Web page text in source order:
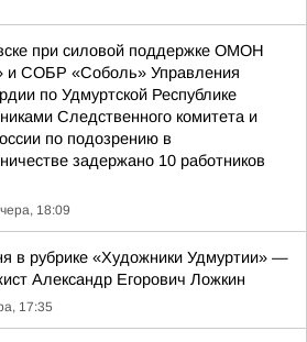
при силовой поддержке ОМОН
и СОБР «Соболь» Управления
по Удмуртской Республике
Следственного комитета и
по подозрению в
задержано 10 работников
18:09
в рубрике «Художники Удмуртии» —
Александр Егорович Ложкин
17:35